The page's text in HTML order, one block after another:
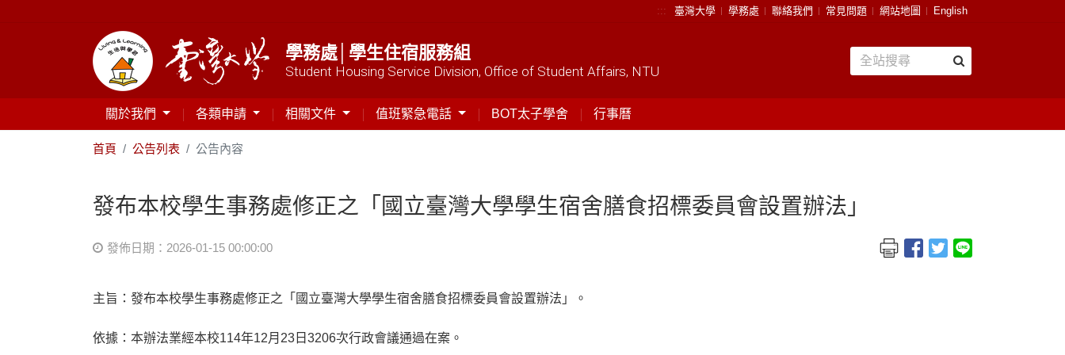
::: 臺灣大學 學務處 聯絡我們 常見問題 網站地圖 English
學務處│學生住宿服務組
Student Housing Service Division, Office of Student Affairs, NTU
關於我們 各類申請 相關文件 值班緊急電話 BOT太子學舍 行事曆
首頁 公告列表 公告內容
​發布本校學生事務處修正之「國立臺灣大學學生宿舍膳食招標委員會設置辦法」
發佈日期：2026-01-15 00:00:00
主旨：​發布本校學生事務處修正之「國立臺灣大學學生宿舍膳食招標委員會設置辦法」。
依據：​本辦法業經本校114年12月23日3206次行政會議通過在案。